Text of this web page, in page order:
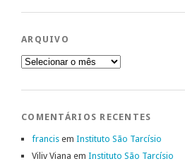
ARQUIVO
Arquivo
COMENTÁRIOS RECENTES
francis em Instituto São Tarcísio
Viliv Viana em Instituto São Tarcísio